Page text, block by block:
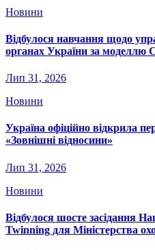
Новини
Відбулося навчання щодо
органах України за моделлю
Лип 31, 2026
Новини
Україна офіційно відкрила
«Зовнішні відносини»
Лип 31, 2026
Новини
Відбулося шосте засідання
Twinning для Міністерства